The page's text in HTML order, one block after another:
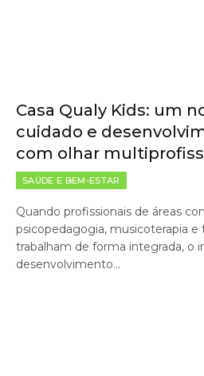
Casa Qualy Kids: um
cuidado e
com olhar
SAÚDE E BEM-ESTAR
Quando profissionais de áreas
psicopedagogia, musicoterapia e
trabalham de forma integrada, o
desenvolvimento…